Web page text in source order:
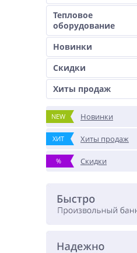
Тепловое
оборудование
Новинки
Скидки
Хиты продаж
NEW Новинки
ХИТ Хиты продаж
% Скидки